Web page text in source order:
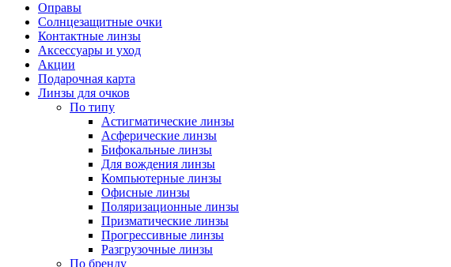
Оправы
Солнцезащитные очки
Контактные линзы
Аксессуары и уход
Акции
Подарочная карта
Линзы для очков
По типу
Астигматические линзы
Асферические линзы
Бифокальные линзы
Для вождения линзы
Компьютерные линзы
Офисные линзы
Поляризационные линзы
Призматические линзы
Прогрессивные линзы
Разгрузочные линзы
По бренду